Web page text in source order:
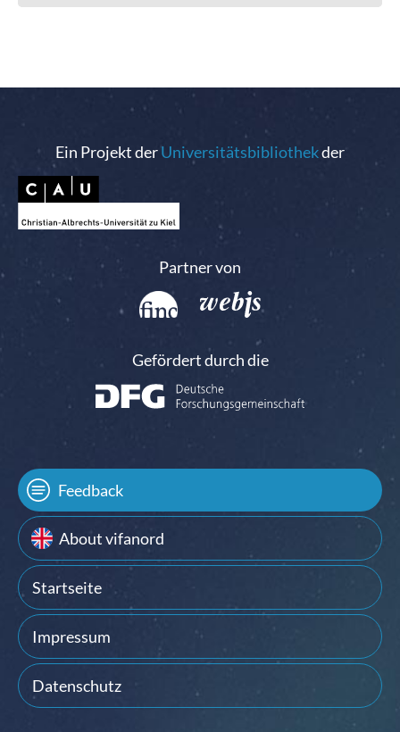
Ein Projekt derUniversitätsbibliothekder
Partner von
Gefördert durch die
Feedback
About vifanord
Startseite
Impressum
Datenschutz